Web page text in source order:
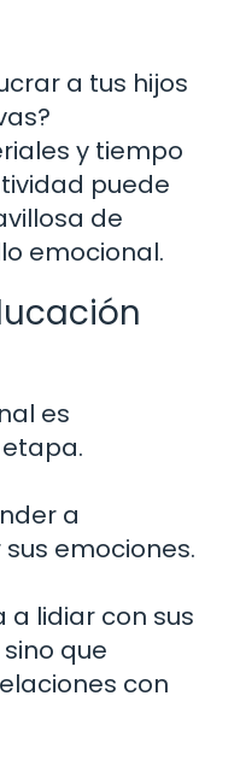
a tus hijos
y tiempo
puede
de
emocional.
es
a
emociones.
a lidiar con sus
que
con